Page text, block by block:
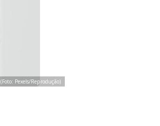
(Foto: Pexels/Reprodução)